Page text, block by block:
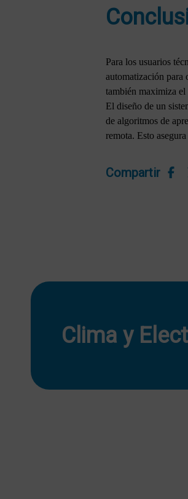
Para los usuarios
automatización para
también maximiza
El diseño de un
de algoritmos de
remota. Esto
Compartir
Clima y